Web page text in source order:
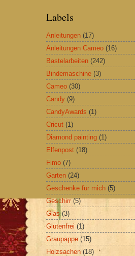
Labels
Anleitungen (17)
Anleitungen Cameo (16)
Bastelarbeiten (242)
Bindemaschine (3)
Cameo (30)
Candy (9)
CandyAwards (1)
Cricut (1)
Diamond painting (1)
Elfenpost (18)
Fimo (7)
Garten (24)
Geschenke für mich (5)
Geschirr (5)
Glas (3)
Glutenfrei (1)
Graupappe (15)
Holzsachen (18)